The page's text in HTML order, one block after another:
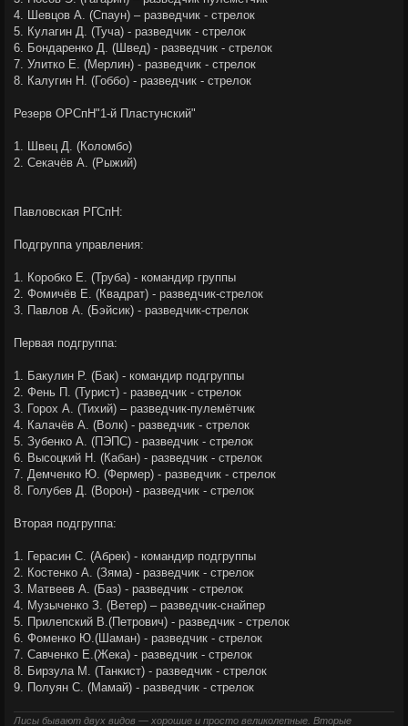
4. Шевцов А. (Спаун) – разведчик - стрелок
5. Кулагин Д. (Туча) - разведчик - стрелок
6. Бондаренко Д. (Швед) - разведчик - стрелок
7. Улитко Е. (Мерлин) - разведчик - стрелок
8. Калугин Н. (Гоббо) - разведчик - стрелок
Резерв ОРСпН"1-й Пластунский"
1. Швец Д. (Коломбо)
2. Секачёв А. (Рыжий)
Павловская РГСпН:
Подгруппа управления:
1. Коробко Е. (Труба) - командир группы
2. Фомичёв Е. (Квадрат) - разведчик-стрелок
3. Павлов А. (Бэйсик) - разведчик-стрелок
Первая подгруппа:
1. Бакулин Р. (Бак) - командир подгруппы
2. Фень П. (Турист) - разведчик - стрелок
3. Горох А. (Тихий) – разведчик-пулемётчик
4. Калачёв А. (Волк) - разведчик - стрелок
5. Зубенко А. (ПЭПС) - разведчик - стрелок
6. Высоцкий Н. (Кабан) - разведчик - стрелок
7. Демченко Ю. (Фермер) - разведчик - стрелок
8. Голубев Д. (Ворон) - разведчик - стрелок
Вторая подгруппа:
1. Герасин С. (Абрек) - командир подгруппы
2. Костенко А. (Зяма) - разведчик - стрелок
3. Матвеев А. (Баз) - разведчик - стрелок
4. Музыченко З. (Ветер) – разведчик-снайпер
5. Прилепский В.(Петрович) - разведчик - стрелок
6. Фоменко Ю.(Шаман) - разведчик - стрелок
7. Савченко Е.(Жека) - разведчик - стрелок
8. Бирзула М. (Танкист) - разведчик - стрелок
9. Полуян С. (Мамай) - разведчик - стрелок
Лисы бывают двух видов — хорошие и просто великолепные. Вторые